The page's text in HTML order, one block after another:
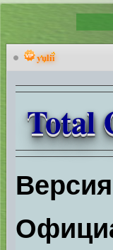
yulii
Total